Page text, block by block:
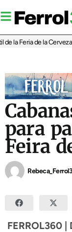
Feria de la Cerveza
para
Feira
FERROL360